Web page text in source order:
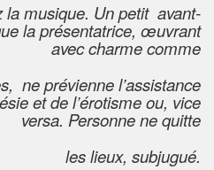
la musique. Un petit avant-
la présentatrice, œuvrant
avec charme comme
ne prévienne l’assistance
et de l’érotisme ou, vice
versa. Personne ne quitte
les lieux, subjugué.